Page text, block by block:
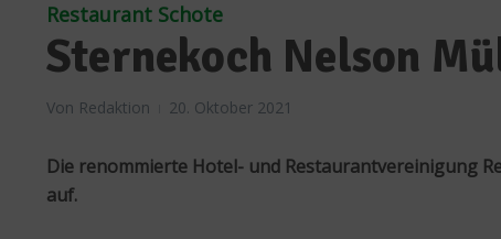
Restaurant Schote
Sternekoch Nelson
Von Redaktion 20. Oktober 2021
Die renommierte Hotel- und Restaurantvereinigung
auf.